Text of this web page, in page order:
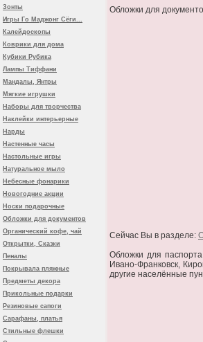
Зонты
Игры Го Маджонг Сёги...
Калейдоскопы
Коврики для дома
Кубики Рубика
Лампы Тиффани
Мандалы, Янтры
Мягкие игрушки
Наборы для творчества
Наклейки интерьерные
Нарды
Настенные часы
Настольные игры
Натуральное мыло
Небесные фонарики
Новогодние акции
Носки подарочные
Обложки для документов
Органический кофе, чай
Открытки, Сказки
Пеналы
Покрывала пляжные
Предметы декора
Прикольные подарки
Резиновые сапоги
Сарафаны, платья
Стильные флешки
Обложки для
Сейчас Вы в разделе:
Обложки для
Ивано-Франковск,
другие населённые